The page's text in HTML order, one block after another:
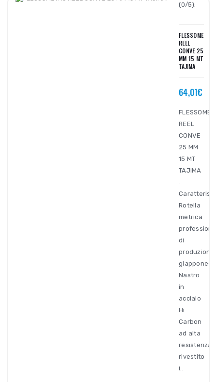
(0/5):
FLESSOMETRO
REEL
CONVE 25
MM 15 MT
TAJIMA
64,01€
REEL
CONVE
25 MM
15 MT
TAJIMA
Rotella
metrica
di
produzione
giapponese.
Nastro
in
acciaio
Hi
Carbon
ad alta
resistenza
rivestito
i..